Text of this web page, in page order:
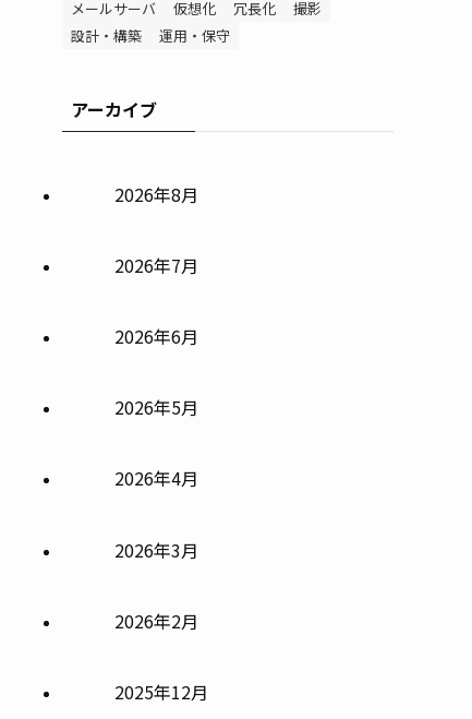
メールサーバ 仮想化 冗長化
撮影
設計・構築
運用・保守
アーカイブ
2026年8月
2026年7月
2026年6月
2026年5月
2026年4月
2026年3月
2026年2月
2025年12月